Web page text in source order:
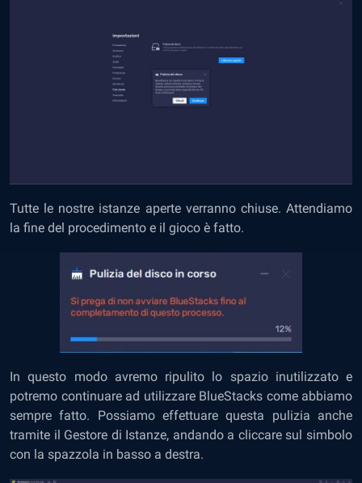
Tutte le nostre istanze aperte verranno chiuse. Attendiamo
la fine del procedimento e il gioco è fatto.
In questo modo avremo ripulito lo spazio inutilizzato e
potremo continuare ad utilizzare BlueStacks come abbiamo
sempre fatto. Possiamo effettuare questa pulizia anche
tramite il Gestore di Istanze, andando a cliccare sul simbolo
con la spazzola in basso a destra.